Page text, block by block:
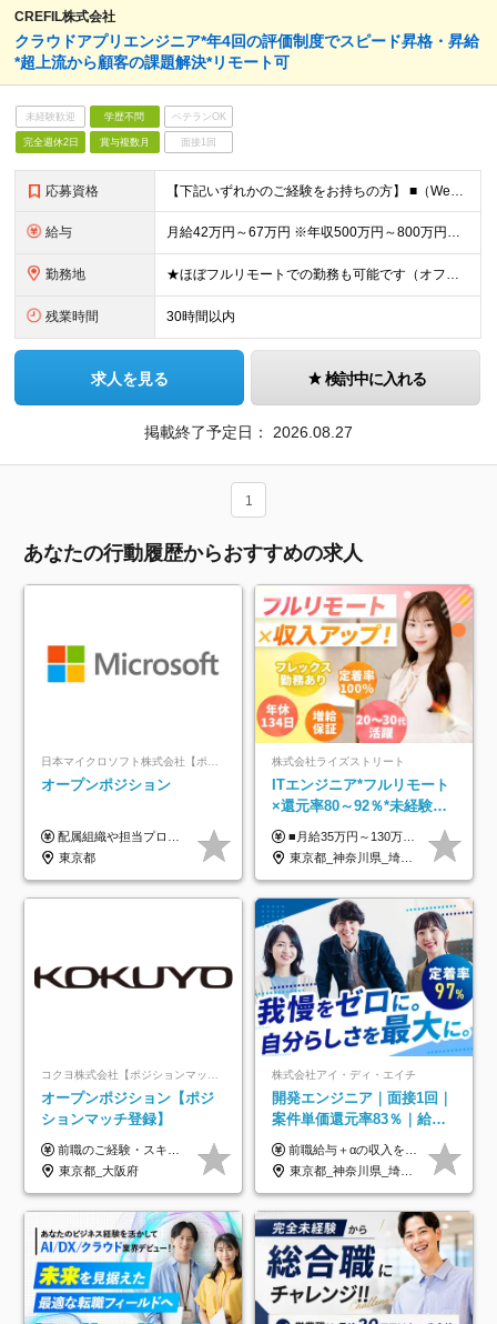
CREFIL株式会社
クラウドアプリエンジニア*年4回の評価制度でスピード昇格・昇給
*超上流から顧客の課題解決*リモート可
未経験歓迎 学歴不問 ベテランOK
完全週休2日 賞与複数月 面接1回
応募資格 【下記いずれかのご経験をお持ちの方】 ■（Web/オープン系）システム基本設計、詳細設計、実装のご経験を2年以上お持ちの方 ※学歴不問 ＜当社の風土について少しご紹介します！＞ 50名ほどのベンチャ
給与 月給42万円～67万円 ※年収500万円～800万円を想定しています ★昇給年2回(実績・評価による) ★業績賞与あり（半期と通年/実績・評価による) ★インセンティブ制度あり (社員紹介、新規事業企
勤務地 ★ほぼフルリモートでの勤務も可能です（オフィス出社、リモート勤務を選択ができます） ※2ヶ月に一度実施する「全社会」への参加（出社）が必須であり、 業務のフェーズの応じて出社を推奨する場合があります
残業時間 30時間以内
求人を見る 検討中に入れる
掲載終了予定日： 2026.08.27
1
あなたの行動履歴からおすすめの求人
日本マイクロソフト株式会社【ポジションマッチ登録】
オープンポジション
配属組織や担当プロジェクトにより異なります。 ▼参考情報 ----------------------- 年俸650万～（1/12を月々支給） ※経験、能力を考慮の上、当社規定により優遇いたします。 ※時間外、休日出勤、深夜手当に対する賃金も基本年俸に含みます。
東京都
株式会社ライズストリート
ITエンジニア*フルリモート
×還元率80～92％*未経験歓
迎*年休134日*月給35万～*
定着率100%
■月給35万円～130万円＋賞与年2回＋各種手当 ※システムエンジニアの経験をお持ちの方は月給41万円以上＋賞与年2回（108万円～）＋手当 ■単価（年収）アップのチャンスは最大年12回 ※残業代は1分単位で100％全額支給。サービス残業などは一切ありません ※試用期間6ヵ月（試用期間中の待遇・給与に差はありません）
東京都_神奈川県_埼玉県_千葉県_大阪府_愛知県_北海道_青森県_岩手県_宮城県_秋田県_山形県_福島県_茨城県_栃木県_群馬県_新潟県_山梨県_長野県_富山県_石川県_福井県_静岡県_岐阜県_三重県_兵庫県_京都府_滋賀県_奈良県_和歌山県_広島県_岡山県_鳥取県_島根県_山口県_徳島県_香川県_愛媛県_高知県_福岡県_熊本県_佐賀県_長崎県_大分県_宮崎県_鹿児島県_沖縄県
コクヨ株式会社【ポジションマッチ登録】
オープンポジション【ポジ
ションマッチ登録】
前職のご経験・スキル等を考慮して決定します。
東京都_大阪府
株式会社アイ・ディ・エイチ
開発エンジニア｜面接1回｜
案件単価還元率83％｜給与
UP保証｜年休140日｜在宅
利用率9割｜独立支援・副業
制度
前職給与＋αの収入を保証 月給42万円～120万円＋各種手当＋賞与 給与基準が明確かつ高還元です。 一人ひとりが安定した環境のもと、長く活躍できる職場を目指しています。 ※平均年収650万円 ・還元率83％ ・各種手当について 職能手当／職務手当／資格手当／営業手当 など ※前職での経験・能力、給与などを考慮の上、当社規定により優遇いたします ※試用期間あり（3ヶ月／期間中の条件に変動はありません） ※上記金額には固定残業代（78,948円～225,564円/月30時間分）を含みます 超過分は別途全額支給いたします ・年収UPを保証 過去には転職時に〈年収200万円UP〉したエンジニアも在籍しています。入社時だけでなく、入社後も安心の給与水準で働ける環境です。キャリアや技術力が正当に評価されていないと感じていたら、一度面接でお話ししましょう！ 当社では管理職の人数は最低限にし、無駄な管理をしません。その費用削減分を社員の給与に還元しています！
東京都_神奈川県_埼玉県_千葉県_大阪府_愛知県_北海道_青森県_岩手県_宮城県_秋田県_山形県_福島県_茨城県_栃木県_群馬県_新潟県_山梨県_長野県_富山県_石川県_福井県_静岡県_岐阜県_三重県_兵庫県_京都府_滋賀県_奈良県_和歌山県_広島県_岡山県_鳥取県_島根県_山口県_徳島県_香川県_愛媛県_高知県_福岡県_熊本県_佐賀県_長崎県_大分県_宮崎県_鹿児島県_沖縄県